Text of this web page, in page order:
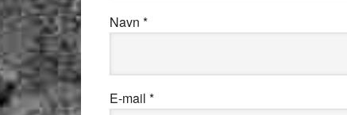
Navn *
E-mail *